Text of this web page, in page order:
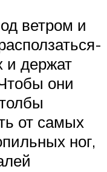
ветром и
и держат
они
от самых
ног,